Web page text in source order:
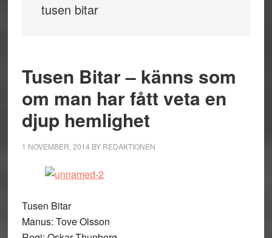
tusen bitar
Tusen Bitar – känns som
om man har fått veta en
djup hemlighet
1 NOVEMBER, 2014 BY REDAKTIONEN
Tusen Bitar
Manus: Tove Olsson